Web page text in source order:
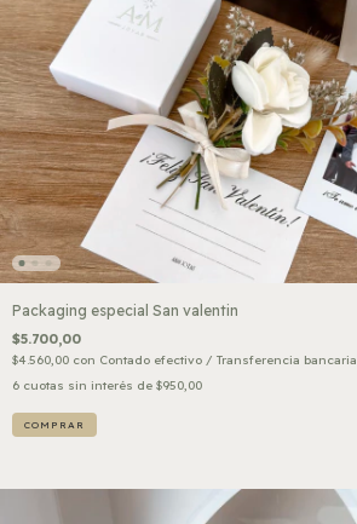
Packaging especial San valentin
$5.700,00
$4.560,00 con Contado efectivo / Transferencia bancaria
6 cuotas sin interés de $950,00